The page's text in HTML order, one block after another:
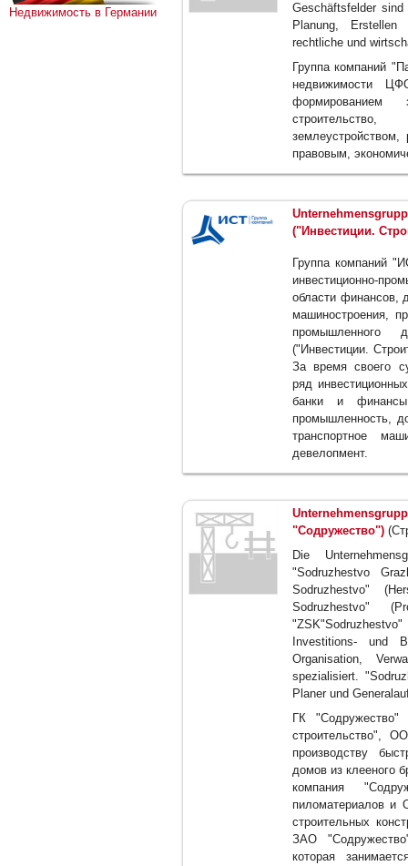
Недвижимость в Германии
Geschäftsfelder
Planung,
rechtliche und
Группа компаний
недвижимости
землеустройством,
правовым,
("Инвестиции.
Группа компаний
инвестиционно-
области финансов,
машиностроения,
промышленного
("Инвестиции.
За время своего
ряд
банки и
промышленность,
транспортное
девелопмент.
"Содружество")
Die
"Sodruzhestvo
Sodruzhestvo"
Sodruzhestvo"
Investitions- und
Organisation,
spezialisiert.
Planer und
ГК "Содружество"
строительство",
производству
домов из клееного
компания
пиломатериалов
строительных
ЗАО
которая